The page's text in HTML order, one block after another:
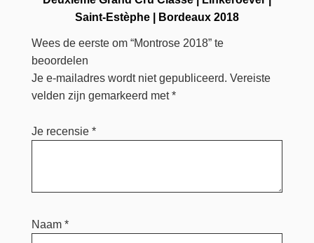
Saint-Estèphe| Bordeaux 2018
Wees de eerste om “Montrose 2018” te
beoordelen
Je e-mailadres wordt niet gepubliceerd. Vereiste
velden zijn gemarkeerd met*
Je recensie *
Naam *